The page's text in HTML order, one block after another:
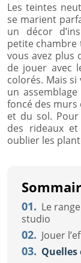
Les teintes
se marient
un décor
petite chambre
vous avez plus
de jouer avec
colorés. Mais si
un
foncé des murs
et du sol. Pour
des rideaux
oublier les
01. Le
studio
02. Jouer
03. Quelles